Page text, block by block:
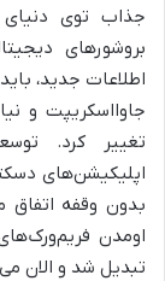
جذاب توی دنیای
بروشورهای
اطلاعات جدید،
جاوااسکریپت و
تغییر کرد.
اپلیکیشن‌های
اومدن
تبدیل شد و الان